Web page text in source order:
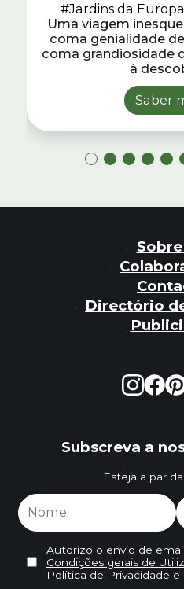
#Jardins da
Uma viagem
coma genialidade
coma grandiosidade
à
Saber
Directório
Subscreva a
Esteja a par
Autorizo o envio de
Condições gerais de
Política de Privacidade